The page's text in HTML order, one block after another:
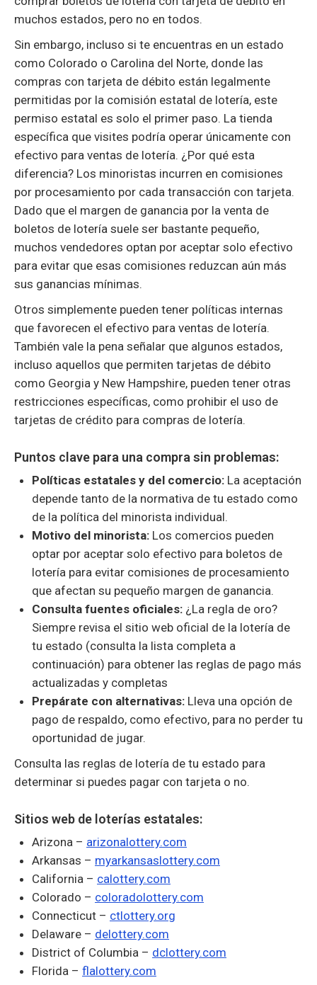
muchos estados, pero no en todos.
Sin embargo, incluso si te encuentras en un estado
como Colorado o Carolina del Norte, donde las
compras con tarjeta de débito están legalmente
permitidas por la comisión estatal de lotería, este
permiso estatal es solo el primer paso. La tienda
específica que visites podría operar únicamente con
efectivo para ventas de lotería. ¿Por qué esta
diferencia? Los minoristas incurren en comisiones
por procesamiento por cada transacción con tarjeta.
Dado que el margen de ganancia por la venta de
boletos de lotería suele ser bastante pequeño,
muchos vendedores optan por aceptar solo efectivo
para evitar que esas comisiones reduzcan aún más
sus ganancias mínimas.
Otros simplemente pueden tener políticas internas
que favorecen el efectivo para ventas de lotería.
También vale la pena señalar que algunos estados,
incluso aquellos que permiten tarjetas de débito
como Georgia y New Hampshire, pueden tener otras
restricciones específicas, como prohibir el uso de
tarjetas de crédito para compras de lotería.
Puntos clave para una compra sin problemas:
Políticas estatales y del comercio: La aceptación
depende tanto de la normativa de tu estado como
de la política del minorista individual.
Motivo del minorista: Los comercios pueden
optar por aceptar solo efectivo para boletos de
lotería para evitar comisiones de procesamiento
que afectan su pequeño margen de ganancia.
Consulta fuentes oficiales: ¿La regla de oro?
Siempre revisa el sitio web oficial de la lotería de
tu estado (consulta la lista completa a
continuación) para obtener las reglas de pago más
actualizadas y completas
Prepárate con alternativas: Lleva una opción de
pago de respaldo, como efectivo, para no perder tu
oportunidad de jugar.
Consulta las reglas de lotería de tu estado para
determinar si puedes pagar con tarjeta o no.
Sitios web de loterías estatales:
Arizona – arizonalottery.com
Arkansas – myarkansaslottery.com
California – calottery.com
Colorado – coloradolottery.com
Connecticut – ctlottery.org
Delaware – delottery.com
District of Columbia – dclottery.com
Florida – flalottery.com